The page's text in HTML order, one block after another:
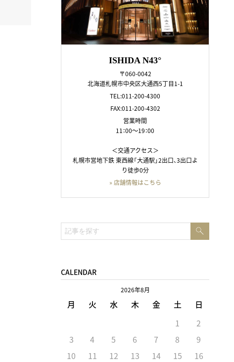
ISHIDA N43°
〒060-0042
北海道札幌市中央区大通西5丁目1-1
TEL:011-200-4300
FAX:011-200-4302
営業時間
11：00～19：00
＜交通アクセス＞
札幌市営地下鉄 東西線「大通駅」2出口、3出口よ
り徒歩0分
» 店舗情報はこちら
検
索:
CALENDAR
2026年8月
月 火 水 木 金 土 日
1
2
3
4 5 6 7 8
9
10
11 12 13 14 15
16